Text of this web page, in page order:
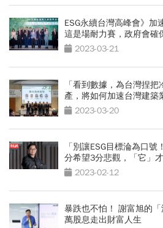
ESG永續台灣高峰會》加
這是場耐力賽，政府會確
2023-03-21
「看到數據，為台灣捏
產，將如何加速台灣建築
2023-03-20
「別讓ESG目標淪為口
分希望3分悲觀，「它」
2023-02-12
暴跌也不怕！ 謝富旭的
萬股息走出財富人生